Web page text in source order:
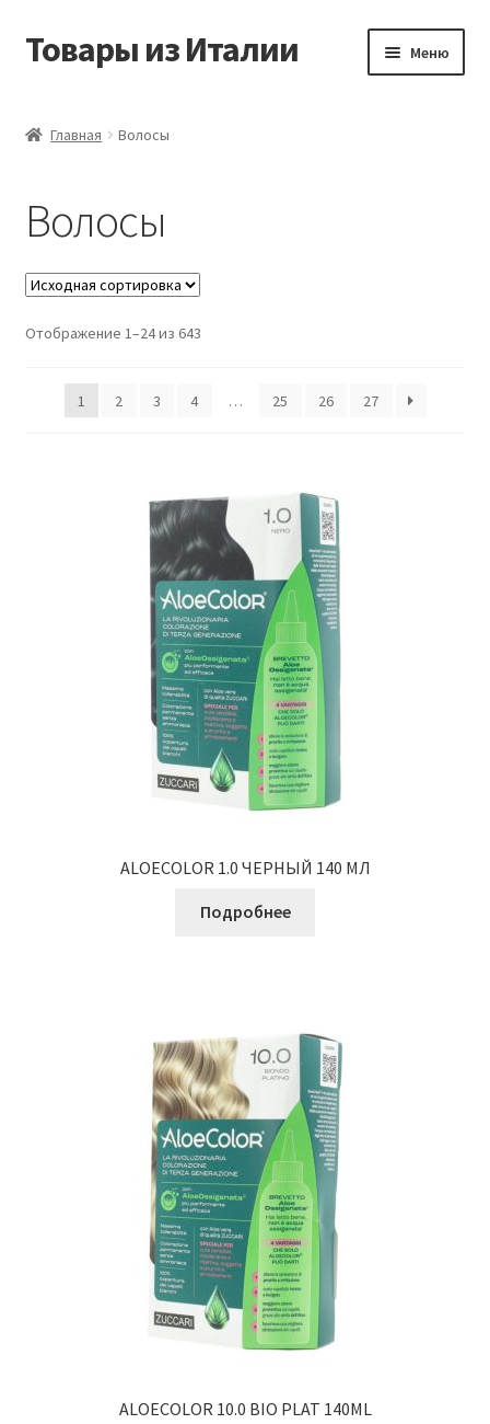
Перейти
Перейти
Товары из Италии Меню
Контакты
Корзина
Магазин
Мой аккаунт
Оформление заказа
Главная Волосы
Волосы
Отображение 1–24 из 643
1 2 3 4 … 25 26 27
ALOECOLOR 1.0 ЧЕРНЫЙ 140 МЛ
Подробнее
ALOECOLOR 10.0 BIO PLAT 140ML